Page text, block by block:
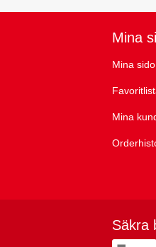
Mina
Mina
Mina
Säkra